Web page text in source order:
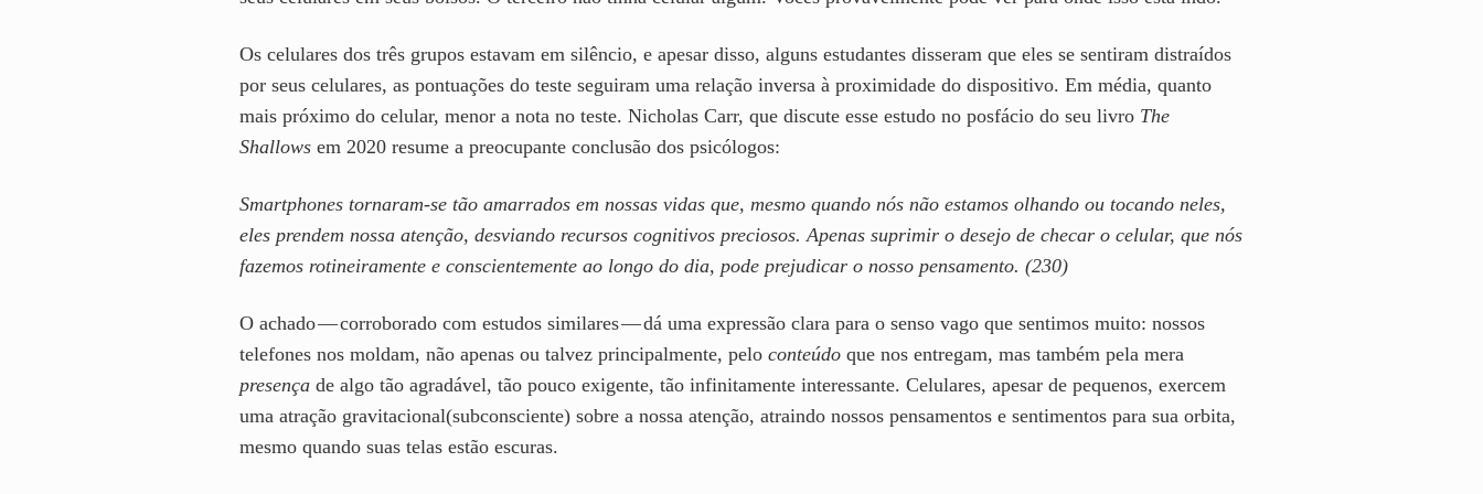
Os celulares dos três grupos estavam em silêncio, e apesar disso, alguns estudantes disseram que eles se sentiram distraídos
por seus celulares, as pontuações do teste seguiram uma relação inversa à proximidade do dispositivo. Em média, quanto
mais próximo do celular, menor a nota no teste. Nicholas Carr, que discute esse estudo no posfácio do seu livro The
Shallows em 2020 resume a preocupante conclusão dos psicólogos:
Smartphones tornaram-se tão amarrados em nossas vidas que, mesmo quando nós não estamos olhando ou tocando neles,
eles prendem nossa atenção, desviando recursos cognitivos preciosos. Apenas suprimir o desejo de checar o celular, que nós
fazemos rotineiramente e conscientemente ao longo do dia, pode prejudicar o nosso pensamento. (230)
O achado — corroborado com estudos similares — dá uma expressão clara para o senso vago que sentimos muito: nossos
telefones nos moldam, não apenas ou talvez principalmente, pelo conteúdo que nos entregam, mas também pela mera
presença de algo tão agradável, tão pouco exigente, tão infinitamente interessante. Celulares, apesar de pequenos, exercem
uma atração gravitacional(subconsciente) sobre a nossa atenção, atraindo nossos pensamentos e sentimentos para sua orbita,
mesmo quando suas telas estão escuras.